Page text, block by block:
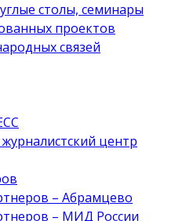
столы, семинары
проектов
связей
центр
– Абрамцево
– МИД России